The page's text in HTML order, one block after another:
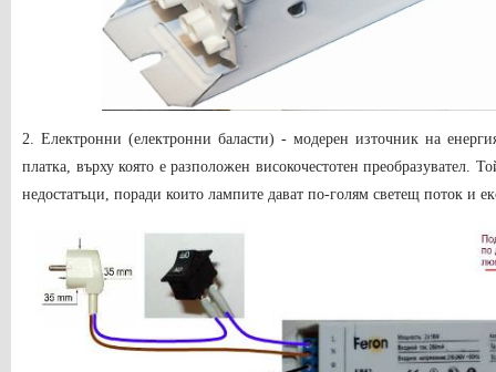
2. Електронни (електронни баласти) - модерен източник на
платка, върху която е разположен високочестотен преобразувател.
недостатъци, поради които лампите дават по-голям светещ поток и